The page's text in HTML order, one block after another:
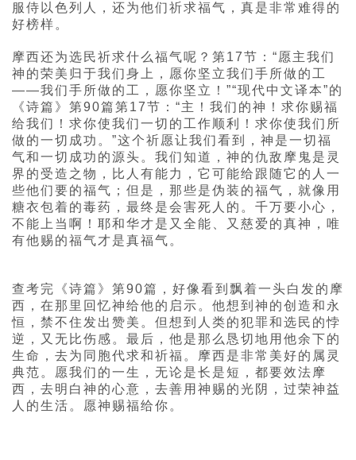
服侍以色列人，还为他们祈求福气，真是非常难得的
好榜样。
摩西还为选民祈求什么福气呢？第17节：“愿主我们
神的荣美归于我们身上，愿你坚立我们手所做的工
——我们手所做的工，愿你坚立！”“现代中文译本”的
《诗篇》第90篇第17节：“主！我们的神！求你赐福
给我们！求你使我们一切的工作顺利！求你使我们所
做的一切成功。”这个祈愿让我们看到，神是一切福
气和一切成功的源头。我们知道，神的仇敌摩鬼是灵
界的受造之物，比人有能力，它可能给跟随它的人一
些他们要的福气；但是，那些是伪装的福气，就像用
糖衣包着的毒药，最终是会害死人的。千万要小心，
不能上当啊！耶和华才是又全能、又慈爱的真神，唯
有他赐的福气才是真福气。
查考完《诗篇》第90篇，好像看到飘着一头白发的摩
西，在那里回忆神给他的启示。他想到神的创造和永
恒，禁不住发出赞美。但想到人类的犯罪和选民的悖
逆，又无比伤感。最后，他是那么恳切地用他余下的
生命，去为同胞代求和祈福。摩西是非常美好的属灵
典范。愿我们的一生，无论是长是短，都要效法摩
西，去明白神的心意，去善用神赐的光阴，过荣神益
人的生活。愿神赐福给你。